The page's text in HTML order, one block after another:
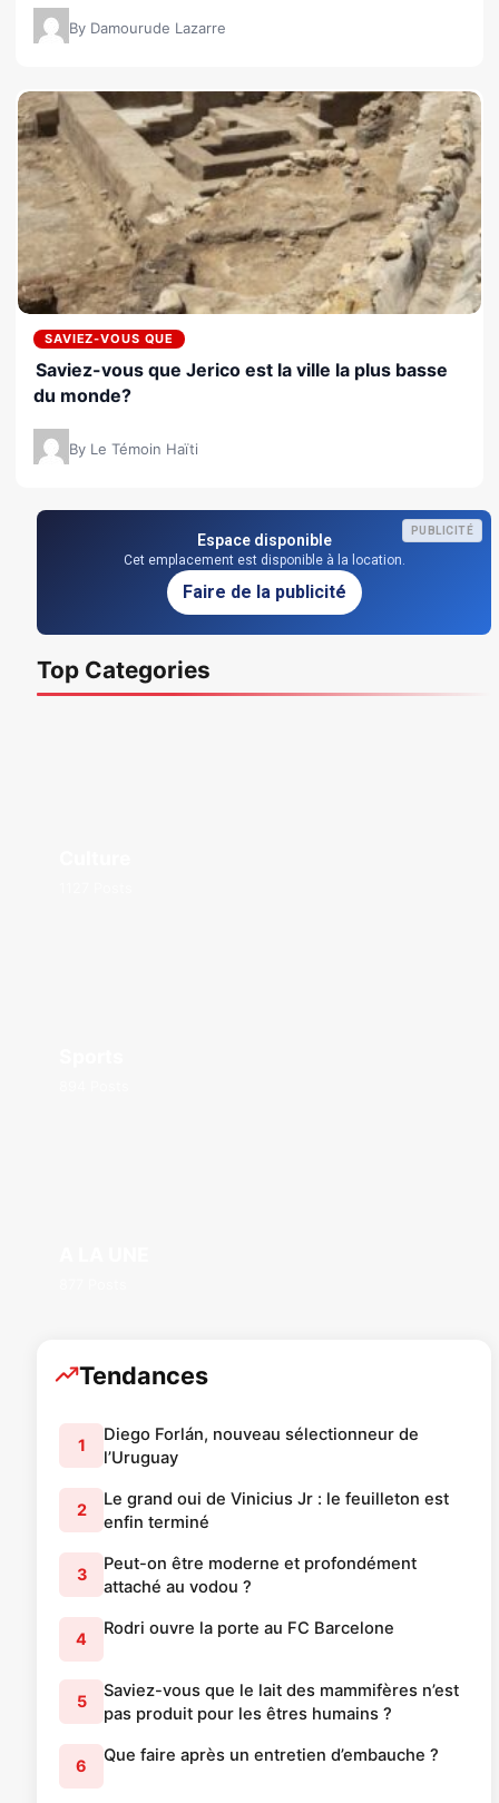
By Damourude Lazarre
SAVIEZ-VOUS QUE
Saviez-vous que Jerico est la ville la plus basse
du monde?
By Le Témoin Haïti
PUBLICITÉ
Espace disponible
Cet emplacement est disponible à la location.
Faire de la publicité
Top Categories
Tendances
1
Diego Forlán, nouveau sélectionneur de
l’Uruguay
2
Le grand oui de Vinicius Jr : le feuilleton est
enfin terminé
3
Peut-on être moderne et profondément
attaché au vodou ?
4
Rodri ouvre la porte au FC Barcelone
5
Saviez-vous que le lait des mammifères n’est
pas produit pour les êtres humains ?
6
Que faire après un entretien d’embauche ?